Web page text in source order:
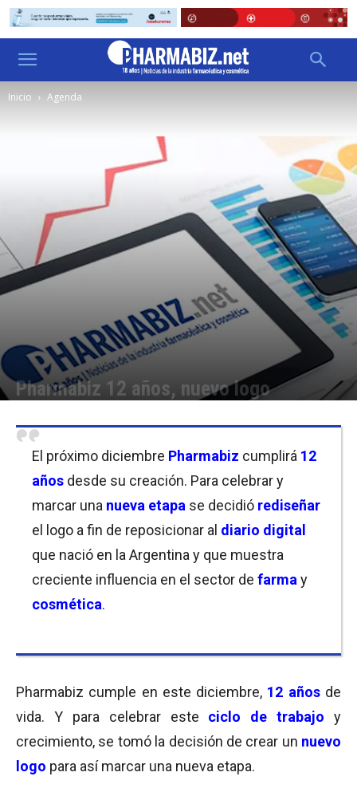
Inicio Agenda
Pharmabiz 12 años, nuevo logo
El próximo diciembre Pharmabiz cumplirá 12
años desde su creación. Para celebrar y
marcar una nueva etapa se decidió rediseñar
el logo a fin de reposicionar al diario digital
que nació en la Argentina y que muestra
creciente influencia en el sector de farma y
cosmética.
Pharmabiz cumple en este diciembre, 12 años de
vida. Y para celebrar este ciclo de trabajo
y
crecimiento, se tomó la decisión de crear un nuevo
logo para así marcar una nueva etapa.